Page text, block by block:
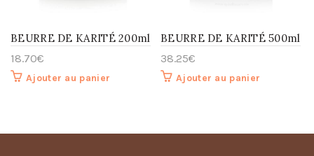
BEURRE DE KARITÉ 200ml
18.70€
Ajouter au panier
BEURRE DE KARITÉ 500ml
38.25€
Ajouter au panier